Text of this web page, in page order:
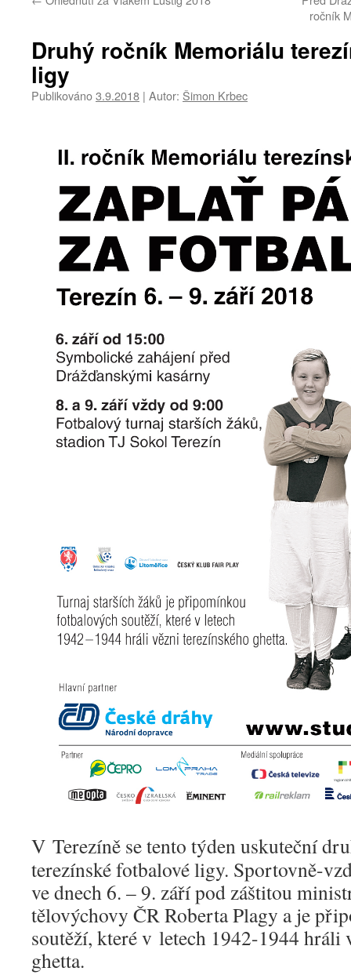
ročník
Druhý ročník Memoriálu
ligy
Publikováno3.9.2018 | Autor: Šimon Krbec
V Terezíně se tento týden uskuteční
terezínské fotbalové ligy. Sportovně-
ve dnech 6. – 9. září pod záštitou
tělovýchovy ČR Roberta Plagy a je
soutěží, které v letech 1942-1944 hráli
ghetta.